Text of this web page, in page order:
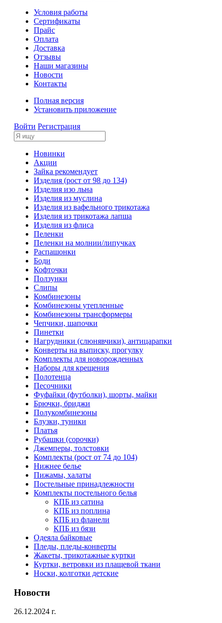
Условия работы
Сертификаты
Прайс
Оплата
Доставка
Отзывы
Наши магазины
Новости
Контакты
Полная версия
Установить приложение
Войти Регистрация
Новинки
Акции
Зайка рекомендует
Изделия (рост от 98 до 134)
Изделия изо льна
Изделия из муслина
Изделия из вафельного трикотажа
Изделия из трикотажа лапша
Изделия из флиса
Пеленки
Пеленки на молнии/липучках
Распашонки
Боди
Кофточки
Ползунки
Слипы
Комбинезоны
Комбинезоны утепленные
Комбинезоны трансформеры
Чепчики, шапочки
Пинетки
Нагрудники (слюнявчики), антицарапки
Конверты на выписку, прогулку
Комплекты для новорожденных
Наборы для крещения
Полотенца
Песочники
Фуфайки (футболки), шорты, майки
Брючки, бриджи
Полукомбинезоны
Блузки, туники
Платья
Рубашки (сорочки)
Джемперы, толстовки
Комплекты (рост от 74 до 104)
Нижнее белье
Пижамы, халаты
Постельные принадлежности
Комплекты постельного белья
КПБ из сатина
КПБ из поплина
КПБ из фланели
КПБ из бязи
Одеяла байковые
Пледы, пледы-конверты
Жакеты, трикотажные куртки
Куртки, ветровки из плащевой ткани
Носки, колготки детские
Новости
26.12.2024 г.